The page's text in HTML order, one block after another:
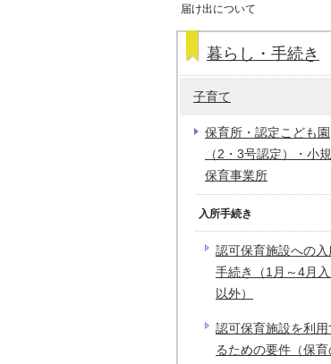
届け出について
暮らし・手続き
子育て
保育所・認定こども園
（2・3号認定）・小
保育事業所
入所手続き
認可保育施設への入
手続き（1月～4月
以外）
認可保育施設を利用
るための要件（保育